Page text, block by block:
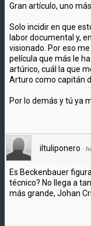
Gran artículo, uno
Solo incidir en que
labor documental y,
visionado. Por eso
película que más le
artúrico, cuál la que
Arturo como capitán
Por lo demás y tú ya
iltuliponero ·
Es Beckenbauer
técnico? No llega a
más grande, Johan